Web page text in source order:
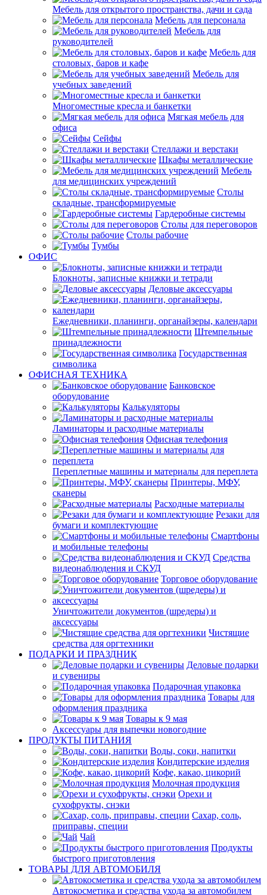
Мебель для открытого пространства, дачи и сада
Мебель для персонала
Мебель для
руководителей
Мебель для
столовых, баров и кафе
Мебель для
учебных заведений
Многоместные кресла и банкетки
Мягкая мебель для
офиса
Сейфы
Стеллажи и верстаки
Шкафы металлические
Мебель
для медицинских учреждений
Столы
складные, трансформируемые
Гардеробные системы
Столы для переговоров
Столы рабочие
Тумбы
ОФИС
Блокноты, записные книжки и тетради
Деловые аксессуары
Ежедневники, планинги, органайзеры, календари
Штемпельные
принадлежности
Государственная
символика
ОФИСНАЯ ТЕХНИКА
Банковское
оборудование
Калькуляторы
Ламинаторы и расходные материалы
Офисная телефония
Переплетные машины и материалы для переплета
Принтеры, МФУ,
сканеры
Расходные материалы
Резаки для
бумаги и комплектующие
Смартфоны
и мобильные телефоны
Средства
видеонаблюдения и СКУД
Торговое оборудование
Уничтожители документов (шредеры) и
аксессуары
Чистящие
средства для оргтехники
ПОДАРКИ И ПРАЗДНИК
Деловые подарки
и сувениры
Подарочная упаковка
Товары для
оформления праздника
Товары к 9 мая
Аксессуары для выпечки новогодние
ПРОДУКТЫ ПИТАНИЯ
Воды, соки, напитки
Кондитерские изделия
Кофе, какао, цикорий
Молочная продукция
Орехи и
сухофрукты, снэки
Сахар, соль,
приправы, специи
Чай
Продукты
быстрого приготовления
ТОВАРЫ ДЛЯ АВТОМОБИЛЯ
Автокосметика и средства ухода за автомобилем